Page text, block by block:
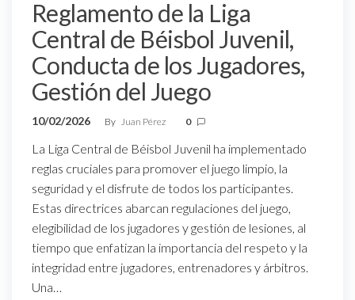
Reglamento de la Liga
Central de Béisbol Juvenil,
Conducta de los Jugadores,
Gestión del Juego
10/02/2026 By Juan Pérez 0
La Liga Central de Béisbol Juvenil ha implementado
reglas cruciales para promover el juego limpio, la
seguridad y el disfrute de todos los participantes.
Estas directrices abarcan regulaciones del juego,
elegibilidad de los jugadores y gestión de lesiones, al
tiempo que enfatizan la importancia del respeto y la
integridad entre jugadores, entrenadores y árbitros.
Una…